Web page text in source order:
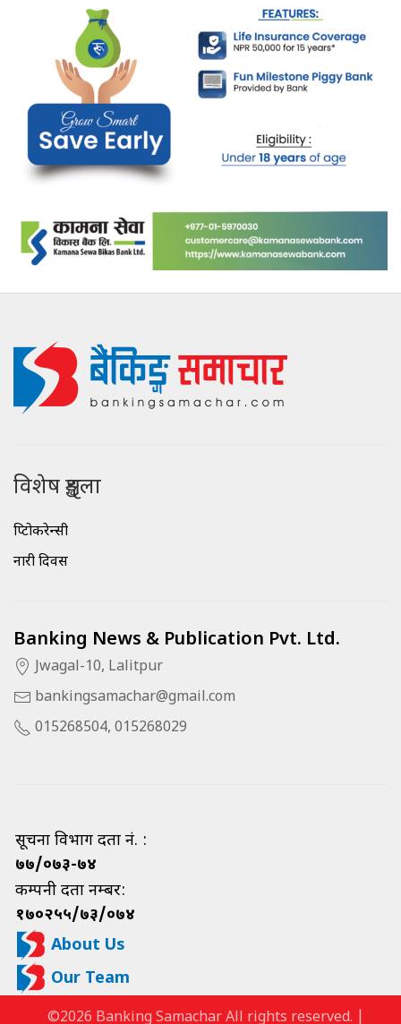
विशेष शृङ्खला
क्रिप्टोकरेन्सी
नारी दिवस
Banking News & Publication Pvt. Ltd.
Jwagal-10, Lalitpur
bankingsamachar@gmail.com
015268504, 015268029
सूचना विभाग दर्ता नं. :
७७/०७३-७४
कम्पनी दर्ता नम्बर:
१७०२५५/७३/०७४
About Us
Our Team
©2026 Banking Samachar All rights reserved. |